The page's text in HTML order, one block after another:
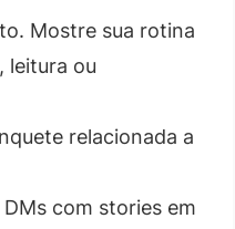
Mostre sua rotina
leitura ou
relacionada a
com stories em